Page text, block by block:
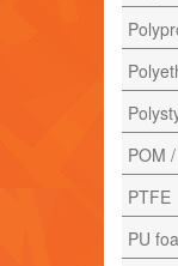
POM
PTFE
PU